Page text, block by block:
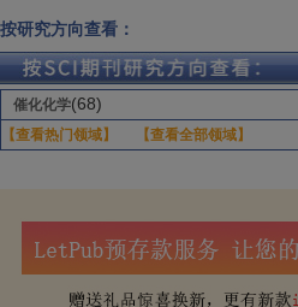
按研究方向查看：
催化化学(68)
【查看热门领域】 【查看全部领域】